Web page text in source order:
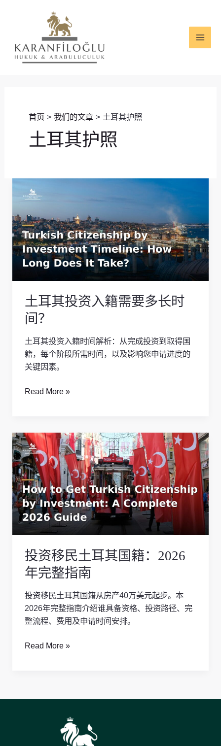
首页 我们的文章 土耳其护照
土耳其护照
土耳其投资入籍需要多长时
间？
土耳其投资入籍时间解析：从完成投资到取得国
籍，每个阶段所需时间，以及影响您申请进度的
关键因素。
耳
投
资
入
籍
多
长
时
间？
Read More »
投资移民土耳其国籍：2026
年完整指南
投资移民土耳其国籍从房产40万美元起步。本
2026年完整指南介绍谁具备资格、投资路径、完
整流程、费用及申请时间安排。
投
资
移
民
土
耳
其
2026
年
完
整
指
南
Read More »